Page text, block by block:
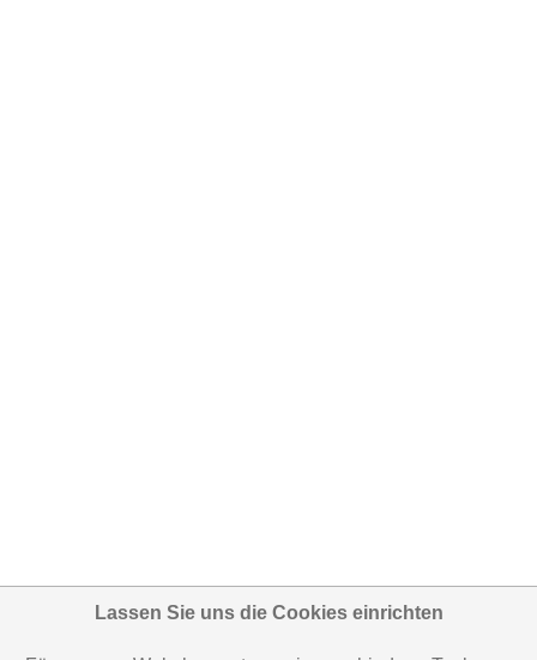
Lassen Sie uns die Cookies einrichten